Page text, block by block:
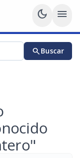
dark_mode menu
searchBuscar